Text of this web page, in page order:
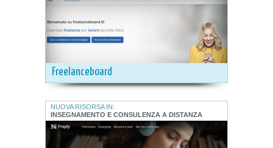
Freelanceboard
NUOVA RISORSA IN:
INSEGNAMENTO E CONSULENZA A DISTANZA